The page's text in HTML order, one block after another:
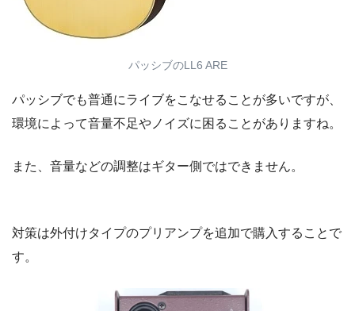
パッシブのLL6 ARE
パッシブでも普通にライブをこなせることが多いですが、
環境によって音量不足やノイズに困ることがありますね。
また、音量などの調整はギター側ではできません。
対策は外付けタイプのプリアンプを追加で購入することで
す。